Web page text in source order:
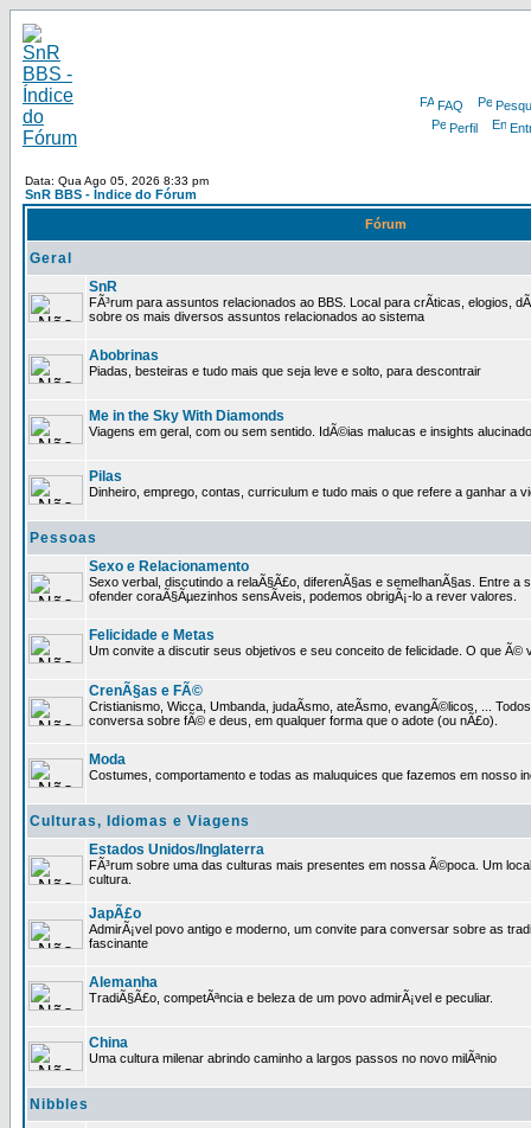
FAQ
Perfil
Data: Qua Ago 05, 2026 8:33 pm
SnR BBS - Índice do Fórum
Fórum
Geral
SnR
FÃ³rum para assuntos relacionados ao BBS. Local para crÃ­ticas, elogios,
sobre os mais diversos assuntos relacionados ao sistema
Abobrinas
Piadas, besteiras e tudo mais que seja leve e solto, para descontrair
Me in the Sky With Diamonds
Viagens em geral, com ou sem sentido. IdÃ©ias malucas e insights
Pilas
Dinheiro, emprego, contas, curriculum e tudo mais o que refere a ganhar a
Pessoas
Sexo e Relacionamento
Sexo verbal, discutindo a relaÃ§Ã£o, diferenÃ§as e semelhanÃ§as. Entre a
ofender coraÃ§Ãµezinhos sensÃ­veis, podemos obrigÃ¡-lo a rever valores.
Felicidade e Metas
Um convite a discutir seus objetivos e seu conceito de felicidade. O que Ã©
CrenÃ§as e FÃ©
Cristianismo, Wicca, Umbanda, judaÃ­smo, ateÃ­smo, evangÃ©licos, ...
conversa sobre fÃ© e deus, em qualquer forma que o adote (ou nÃ£o).
Moda
Costumes, comportamento e todas as maluquices que fazemos em nosso
Culturas, Idiomas e Viagens
Estados Unidos/Inglaterra
FÃ³rum sobre uma das culturas mais presentes em nossa Ã©poca. Um
cultura.
JapÃ£o
AdmirÃ¡vel povo antigo e moderno, um convite para conversar sobre as
fascinante
Alemanha
TradiÃ§Ã£o, competÃªncia e beleza de um povo admirÃ¡vel e peculiar.
China
Uma cultura milenar abrindo caminho a largos passos no novo milÃªnio
Nibbles